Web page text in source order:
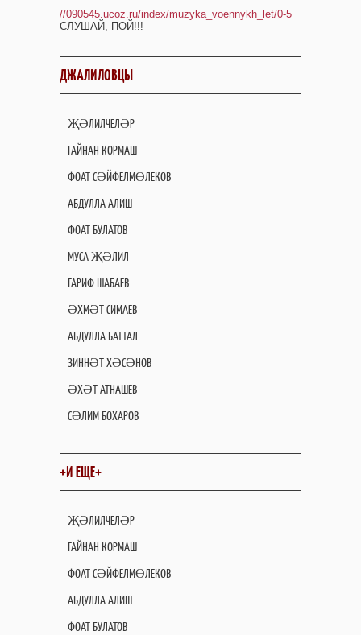
//090545.ucoz.ru/index/muzyka_voennykh_let/0-5
СЛУШАЙ, ПОЙ!!!
ДЖАЛИЛОВЦЫ
ҖӘЛИЛЧЕЛӘР
ГАЙНАН КОРМАШ
ФОАТ СӘЙФЕЛМӨЛЕКОВ
АБДУЛЛА АЛИШ
ФОАТ БУЛАТОВ
МУСА ҖӘЛИЛ
ГАРИФ ШАБАЕВ
ӘХМӘТ СИМАЕВ
АБДУЛЛА БАТТАЛ
ЗИННӘТ ХӘСӘНОВ
ӘХӘТ АТНАШЕВ
СӘЛИМ БОХАРОВ
+И ЕЩЕ+
ҖӘЛИЛЧЕЛӘР
ГАЙНАН КОРМАШ
ФОАТ СӘЙФЕЛМӨЛЕКОВ
АБДУЛЛА АЛИШ
ФОАТ БУЛАТОВ